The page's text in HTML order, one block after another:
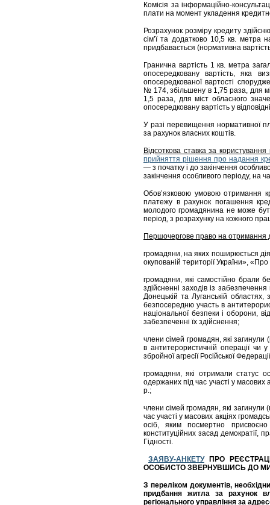
Комісія за інформаційно-
плати на момент укладення
Розрахунок розміру кредиту
сім’ї та додатково 10,5 кв. метра
придбавається (нормативна
Гранична вартість 1 кв. метра
опосередковану вартість, яка
опосередкованої вартості
№ 174, збільшену в 1,75 раза, для
1,5 раза, для міст обласного
опосередковану вартість у
У разі перевищення нормативної
за рахунок власних коштів.
Відсоткова ставка за
прийняття рішення про надання
— з початку і до закінчення
закінчення особливого періоду, на
Обов’язковою умовою отримання
платежу в рахунок погашення
молодого громадянина не може
період, з розрахунку на кожного
Першочергове право на отримання
громадяни, на яких поширюється
окупованій території України»,
громадяни, які самостійно брали
здійсненні заходів із
Донецькій та Луганській областях,
безпосередню участь в
національної безпеки і оборони,
забезпеченні їх здійснення;
члени сімей громадян, які загинули
в антитерористичній операції чи
збройної агресії Російської
громадяни, які отримали статус
одержаних під час участі у
р.;
члени сімей громадян, які загинули
час участі у масових акціях
осіб, яким посмертно присвоєно
конституційних засад демократії,
Гідності.
ЗАЯВУ-АНКЕТУПРО
ОСОБИСТО ЗВЕРНУВШИСЬ ДО
З переліком документів,
придбання житла за рахунок
регіонального управління за